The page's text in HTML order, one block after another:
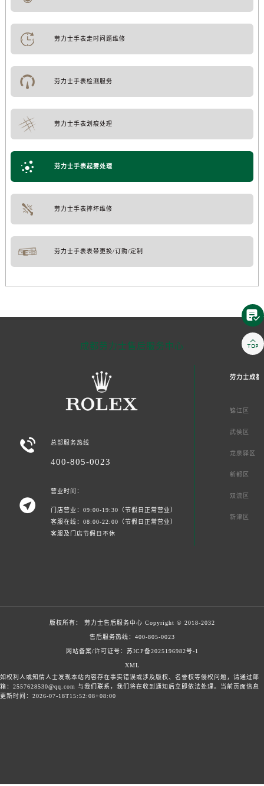
劳力士手表走时问题维修
劳力士手表检测服务
劳力士手表划痕处理
劳力士手表起雾处理
劳力士手表摔坏维修
劳力士手表表带更换/订购/定制
成都劳力士售后服务中心
 总部服务热线
400-805-0023

营业时间：
门店营业：09:00-19:30（节假日正常营业）
客服在线：08:00-22:00（节假日正常营业）
客服及门店节假日不休
劳力士成都
锦江区
武侯区
龙泉驿区
新都区
双流区
新津区
版权所有： 劳力士售后服务中心 Copyright © 2018-2032
售后服务热线： 400-805-0023
网站备案/许可证号：苏ICP备2025196982号-1
XML
如权利人或知情人士发现本站内容存在事实错误或涉及版权、名誉权等侵权问题，请通过邮
箱：2557628530@qq.com 与我们联系，我们将在收到通知后立即依法处理。当前页面信息
更新时间：2026-07-18T15:52:08+08:00

